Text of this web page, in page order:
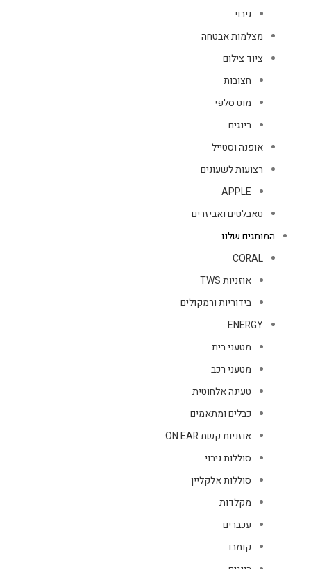
גיבוי
מצלמות אבטחה
ציוד צילום
חצובות
מוט סלפי
רינגים
אופנה וסטייל
רצועות לשעונים
APPLE
טאבלטים ואביזרים
המותגים שלנו
CORAL
אוזניות TWS
בידוריות ורמקולים
ENERGY
מטעני בית
מטעני רכב
טעינה אלחוטית
כבלים ומתאמים
אוזניות קשת ON EAR
סוללות גיבוי
סוללות אלקליין
מקלדות
עכברים
קומבו